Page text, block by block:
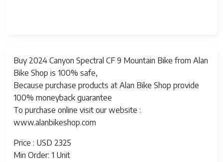
Buy 2024 Canyon Spectral CF 9 Mountain Bike from Alan
Bike Shop is 100% safe,
Because purchase products at Alan Bike Shop provide
100% moneyback guarantee
To purchase online visit our website :
www.alanbikeshop.com
Price : USD 2325
Min Order: 1 Unit